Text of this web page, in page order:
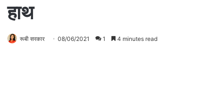
हाथ
रूबी सरकार 08/06/2021 1 4 minutes read